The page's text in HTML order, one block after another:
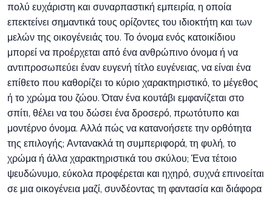
πολύ ευχάριστη και συναρπαστική εμπειρία, η οποία
επεκτείνει σημαντικά τους ορίζοντες του ιδιοκτήτη και των
μελών της οικογένειάς του. Το όνομα ενός κατοικίδιου
μπορεί να προέρχεται από ένα ανθρώπινο όνομα ή να
αντιπροσωπεύει έναν ευγενή τίτλο ευγένειας, να είναι ένα
επίθετο που καθορίζει το κύριο χαρακτηριστικό, το μέγεθος
ή το χρώμα του ζώου. Όταν ένα κουτάβι εμφανίζεται στο
σπίτι, θέλει να του δώσει ένα δροσερό, πρωτότυπο και
μοντέρνο όνομα. Αλλά πώς να κατανοήσετε την ορθότητα
της επιλογής; Αντανακλά τη συμπεριφορά, τη φυλή, το
χρώμα ή άλλα χαρακτηριστικά του σκύλου; Ένα τέτοιο
ψευδώνυμο, εύκολα προφέρεται και ηχηρό, συχνά επινοείται
σε μια οικογένεια μαζί, συνδέοντας τη φαντασία και διάφορα